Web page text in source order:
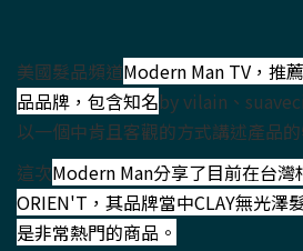
美國髮品頻道Modern Man TV，推
品品牌，包含知名by vilain、
以一個中肯且客觀的方式講述產品的
這次Modern Man分享了目前在台
ORIEN'T，其品牌當中CLAY無光澤
是非常熱門的商品。